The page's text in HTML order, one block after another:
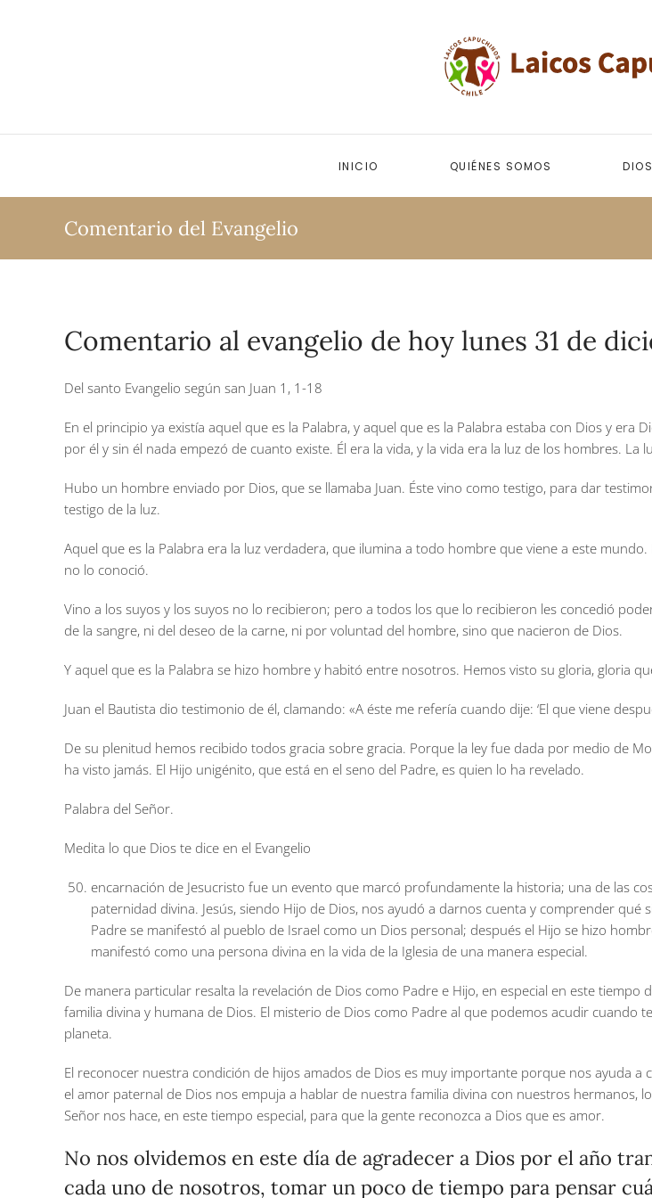
INICIO QUIÉNES SOMOS
Comentario del Evangelio
Comentario al evangelio de hoy lunes 31 de
Del santo Evangelio según san Juan 1, 1-18
En el principio ya existía aquel que es la Palabra, y aquel que es la Palabra estaba con Dios y era
por él y sin él nada empezó de cuanto existe. Él era la vida, y la vida era la luz de los hombres. La
Hubo un hombre enviado por Dios, que se llamaba Juan. Éste vino como testigo, para dar
testigo de la luz.
Aquel que es la Palabra era la luz verdadera, que ilumina a todo hombre que viene a este
no lo conoció.
Vino a los suyos y los suyos no lo recibieron; pero a todos los que lo recibieron les concedió
de la sangre, ni del deseo de la carne, ni por voluntad del hombre, sino que nacieron de Dios.
Y aquel que es la Palabra se hizo hombre y habitó entre nosotros. Hemos visto su gloria, gloria
Juan el Bautista dio testimonio de él, clamando: «A éste me refería cuando dije: ‘El que viene
De su plenitud hemos recibido todos gracia sobre gracia. Porque la ley fue dada por medio de
ha visto jamás. El Hijo unigénito, que está en el seno del Padre, es quien lo ha revelado.
Palabra del Señor.
Medita lo que Dios te dice en el Evangelio
encarnación de Jesucristo fue un evento que marcó profundamente la historia; una de las
paternidad divina. Jesús, siendo Hijo de Dios, nos ayudó a darnos cuenta y comprender
Padre se manifestó al pueblo de Israel como un Dios personal; después el Hijo se hizo
manifestó como una persona divina en la vida de la Iglesia de una manera especial.
De manera particular resalta la revelación de Dios como Padre e Hijo, en especial en este
familia divina y humana de Dios. El misterio de Dios como Padre al que podemos acudir
planeta.
El reconocer nuestra condición de hijos amados de Dios es muy importante porque nos ayuda
el amor paternal de Dios nos empuja a hablar de nuestra familia divina con nuestros
Señor nos hace, en este tiempo especial, para que la gente reconozca a Dios que es amor.
No nos olvidemos en este día de agradecer a Dios por el año
cada uno de nosotros, tomar un poco de tiempo para pensar